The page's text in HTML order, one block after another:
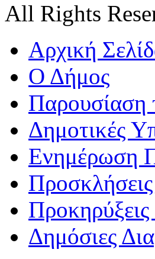
All Rights
Αρχική
Ο Δήμος
Παρουσίαση
Δημοτικές
Ενημέρωση
Προκηρύξεις
Δημόσιες